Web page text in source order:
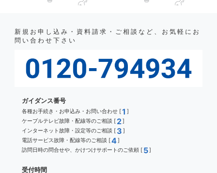
新規お申し込み・資料請求・ご相談など、お気軽にお
問い合わせ下さい
ガイダンス番号
各種お手続き・お申込み・お問い合わせ [1 ]
ケーブルテレビ故障・配線等のご相談 [ 2]
インターネット故障・設定等のご相談 [ 3 ]
電話サービス故障・配線等のご相談 [4]
訪問日時の問合せや、かけつけサポートのご依頼 [ 5]
受付時間